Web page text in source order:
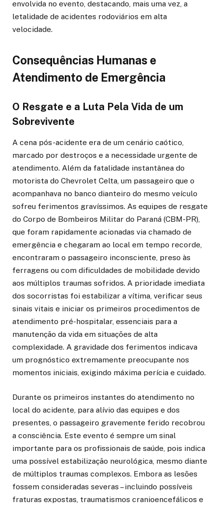
envolvida no evento, destacando, mais uma vez, a
letalidade de acidentes rodoviários em alta
velocidade.
Consequências Humanas e
Atendimento de Emergência
O Resgate e a Luta Pela Vida de um
Sobrevivente
A cena pós-acidente era de um cenário caótico,
marcado por destroços e a necessidade urgente de
atendimento. Além da fatalidade instantânea do
motorista do Chevrolet Celta, um passageiro que o
acompanhava no banco dianteiro do mesmo veículo
sofreu ferimentos gravíssimos. As equipes de resgate
do Corpo de Bombeiros Militar do Paraná (CBM-PR),
que foram rapidamente acionadas via chamado de
emergência e chegaram ao local em tempo recorde,
encontraram o passageiro inconsciente, preso às
ferragens ou com dificuldades de mobilidade devido
aos múltiplos traumas sofridos. A prioridade imediata
dos socorristas foi estabilizar a vítima, verificar seus
sinais vitais e iniciar os primeiros procedimentos de
atendimento pré-hospitalar, essenciais para a
manutenção da vida em situações de alta
complexidade. A gravidade dos ferimentos indicava
um prognóstico extremamente preocupante nos
momentos iniciais, exigindo máxima perícia e cuidado.
Durante os primeiros instantes do atendimento no
local do acidente, para alívio das equipes e dos
presentes, o passageiro gravemente ferido recobrou
a consciência. Este evento é sempre um sinal
importante para os profissionais de saúde, pois indica
uma possível estabilização neurológica, mesmo diante
de múltiplos traumas complexos. Embora as lesões
fossem consideradas severas – incluindo possíveis
fraturas expostas, traumatismos cranioencefálicos e